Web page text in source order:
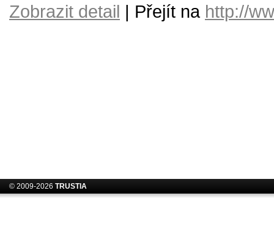
Zobrazit detail | Přejít na http://
© 2009-2026 TRUSTIA